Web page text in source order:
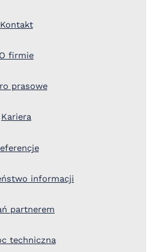
Kontakt
O firmie
prasowe
Kariera
informacji
partnerem
techniczna